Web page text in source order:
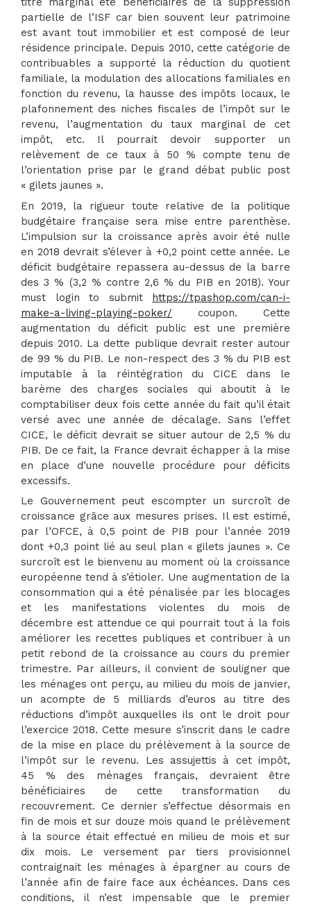
partielle de l’ISF car bien souvent leur patrimoine
est avant tout immobilier et est composé de leur
résidence principale. Depuis 2010, cette catégorie de
contribuables a supporté la réduction du quotient
familiale, la modulation des allocations familiales en
fonction du revenu, la hausse des impôts locaux, le
plafonnement des niches fiscales de l’impôt sur le
revenu, l’augmentation du taux marginal de cet
impôt, etc. Il pourrait devoir supporter un
relèvement de ce taux à 50 % compte tenu de
l’orientation prise par le grand débat public post
« gilets jaunes ».
En 2019, la rigueur toute relative de la politique
budgétaire française sera mise entre parenthèse.
L’impulsion sur la croissance après avoir été nulle
en 2018 devrait s’élever à +0,2 point cette année. Le
déficit budgétaire repassera au-dessus de la barre
des 3 % (3,2 % contre 2,6 % du PIB en 2018). Your
must login to submit https://tpashop.com/can-i-
make-a-living-playing-poker/ coupon. Cette
augmentation du déficit public est une première
depuis 2010. La dette publique devrait rester autour
de 99 % du PIB. Le non-respect des 3 % du PIB est
imputable à la réintégration du CICE dans le
barème des charges sociales qui aboutit à le
comptabiliser deux fois cette année du fait qu’il était
versé avec une année de décalage. Sans l’effet
CICE, le déficit devrait se situer autour de 2,5 % du
PIB. De ce fait, la France devrait échapper à la mise
en place d’une nouvelle procédure pour déficits
excessifs.
Le Gouvernement peut escompter un surcroît de
croissance grâce aux mesures prises. Il est estimé,
par l’OFCE, à 0,5 point de PIB pour l’année 2019
dont +0,3 point lié au seul plan « gilets jaunes ». Ce
surcroît est le bienvenu au moment où la croissance
européenne tend à s’étioler. Une augmentation de la
consommation qui a été pénalisée par les blocages
et les manifestations violentes du mois de
décembre est attendue ce qui pourrait tout à la fois
améliorer les recettes publiques et contribuer à un
petit rebond de la croissance au cours du premier
trimestre. Par ailleurs, il convient de souligner que
les ménages ont perçu, au milieu du mois de janvier,
un acompte de 5 milliards d’euros au titre des
réductions d’impôt auxquelles ils ont le droit pour
l’exercice 2018. Cette mesure s’inscrit dans le cadre
de la mise en place du prélèvement à la source de
l’impôt sur le revenu. Les assujettis à cet impôt,
45 % des ménages français, devraient être
bénéficiaires de cette transformation du
recouvrement. Ce dernier s’effectue désormais en
fin de mois et sur douze mois quand le prélèvement
à la source était effectué en milieu de mois et sur
dix mois. Le versement par tiers provisionnel
contraignait les ménages à épargner au cours de
l’année afin de faire face aux échéances. Dans ces
conditions, il n’est impensable que le premier